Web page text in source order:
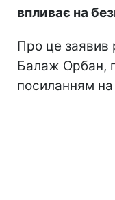
впливає на
Про це заявив
Балаж Орбан,
посиланням на